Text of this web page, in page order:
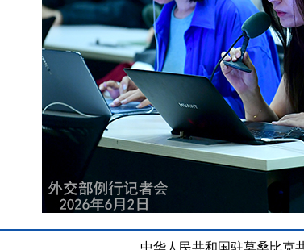
中华人民共和国驻莫桑比克